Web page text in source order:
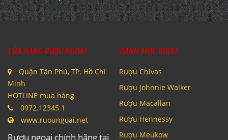
CỬA HÀNG RƯỢU NGOẠI
Quận Tân Phú, TP. Hồ Chí
Minh
HOTLINE mua hàng
0972.12345.1
www.ruoungoai.net
Rượu ngoại chính hãng tại
DANH MỤC RƯỢU
Rượu Chivas
Rượu Johnnie Walker
Rượu Macallan
Rượu Hennessy
Rượu Meukow